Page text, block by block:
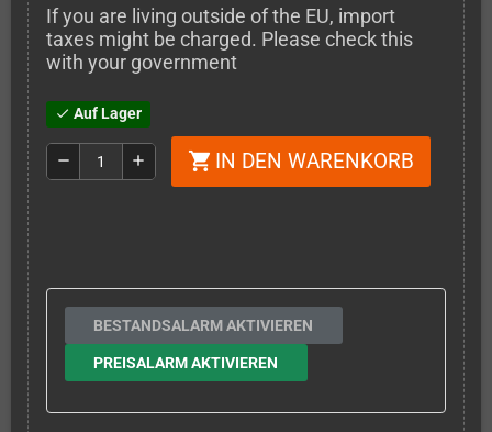
If you are living outside of the EU, import
taxes might be charged. Please check this
with your government
check Auf Lager
remove add shopping_cart IN DEN WARENKORB
BESTANDSALARM AKTIVIEREN
PREISALARM AKTIVIEREN